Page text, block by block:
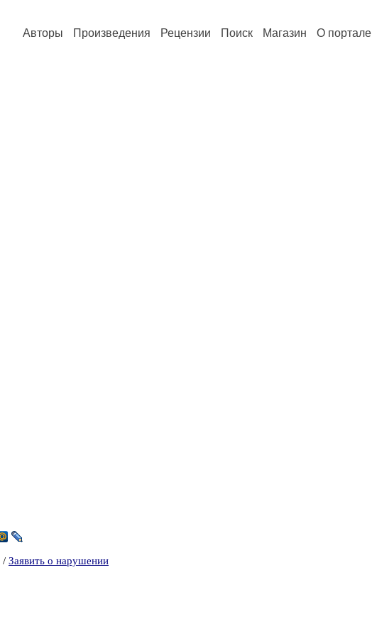
Авторы Произведения Рецензии Поиск Магазин О портале
/ Заявить о нарушении